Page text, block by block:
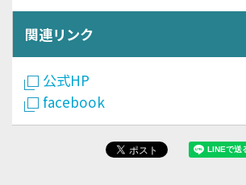
関連リンク
公式HP
facebook